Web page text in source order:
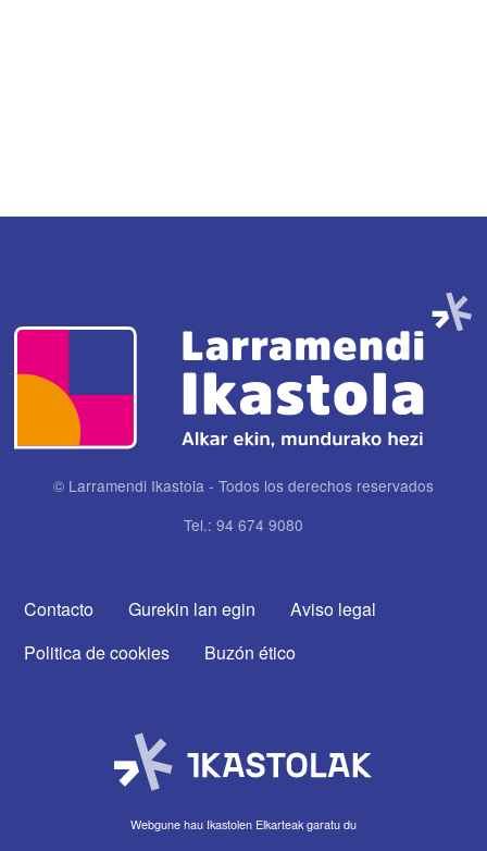
© Larramendi Ikastola - Todos los derechos reservados
Tel.: 94 674 9080
CONTACTA CON NOSOTROS
Contacto Gurekin lan egin
Aviso legal
Politica de cookies
Buzón ético
Webgune hau Ikastolen Elkarteak garatu du